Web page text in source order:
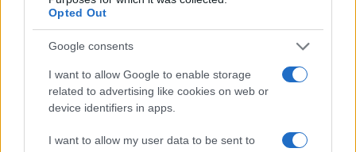
Opted Out
Google consents
I want to allow Google to enable storage
related to advertising like cookies on web or
device identifiers in apps.
I want to allow my user data to be sent to
Brentolie daalt naar 88.9 dollar: grondstoffen onder druk